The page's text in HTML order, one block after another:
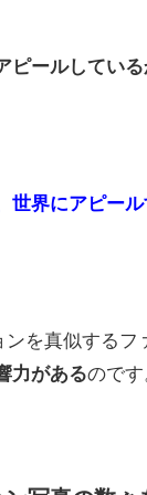
ピールしてい
世界にアピール
を真似するフ
力があるのです